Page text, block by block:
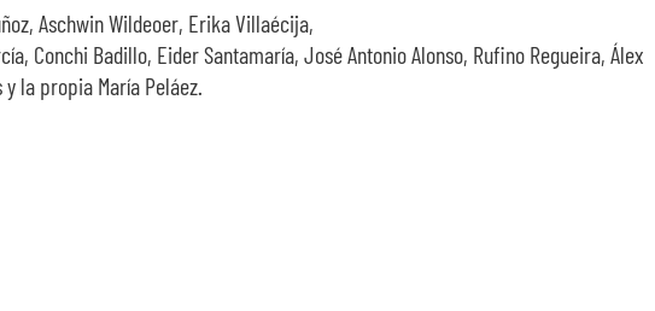
Aschwin Wildeoer, Erika Villaécija,
Conchi Badillo, Eider Santamaría, José Antonio Alonso, Rufino Regueira, Álex
la propia María Peláez.